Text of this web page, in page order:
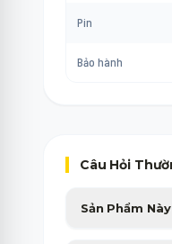
Pin
Bảo hành
Câu Hỏi
Sản Phẩm